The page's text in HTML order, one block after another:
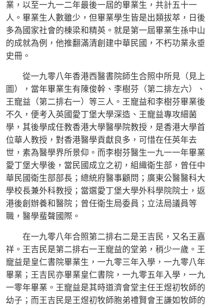
業，以至一九一二年最後一屆的畢業生，共計五十一
人。畢業生人數雖少，但畢業學生皆是出類拔萃，日後
多為國家社會的棟梁和精英。就是第一屆畢業生孫中山
的成就為例，他推翻滿清創建中華民國，不朽功業永垂
史冊。
從一九零八年香港西醫書院師生合照中所見（見上
圖），當年畢業生有陳俊幹、李樹芬（第二排左六）、
王寵益（第二排右一）等三人。王寵益和李樹芬畢業後
不久，便考入英國愛丁堡大學深造、王寵益專攻細菌
學，其後學成任教香港大學醫學院教授，是香港大學首
位華人教授，對香港醫學貢獻良多，可惜在任英年去
世，素為醫學界所景仰。而李樹芬醫生一九一一年畢業
愛丁堡大學後，當民國成立之初，組織衛生部，曾任中
華民國衛生部部長；總統府醫事顧問；廣東公醫醫科大
學校長兼外科教授；當選愛丁堡大學外科學院院士，返
港後創辦養和醫院；曾任衛生局委員；立法局議員等
職，醫學蜚聲國際。
在一九零八年合照第二排右二是王吉民，又名王嘉
祥。王吉民是第二排右一王寵益的堂弟，稍少一歲。王
寵益是皇仁書院畢業生，一九零三年入學，一九零八年
畢業；王吉民亦畢業皇仁書院，一九零五年入學，一九
一零年畢業。王寵益是其時道濟會堂主任王煜初牧師的
幼子；而王吉民是王煜初牧師胞弟禮賢會王謙如牧師的